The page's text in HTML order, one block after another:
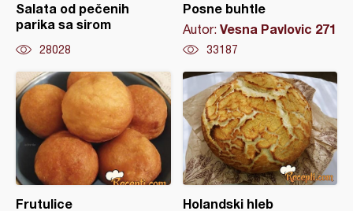
Salata od pečenih
parika sa sirom
28028
Posne buhtle
Autor: Vesna Pavlovic 271
33187
Frutulice Holandski hleb